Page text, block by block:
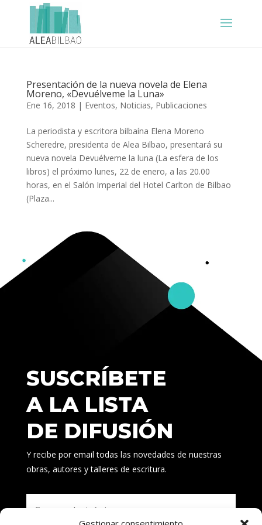
Presentación de la nueva novela de Elena
Moreno, «Devuélveme la Luna»
Ene 16, 2018 | Eventos, Noticias, Publicaciones
La periodista y escritora bilbaína Elena Moreno
Scheredre, presidenta de Alea Bilbao, presentará su
nueva novela Devuélveme la luna (La esfera de los
libros) el próximo lunes, 22 de enero, a las 20.00
horas, en el Salón Imperial del Hotel Carlton de Bilbao
(Plaza...
SUSCRÍBETE
A LA LISTA
DE DIFUSIÓN
Y recibe por email todas las novedades de nuestras
obras, autores y talleres de escritura.